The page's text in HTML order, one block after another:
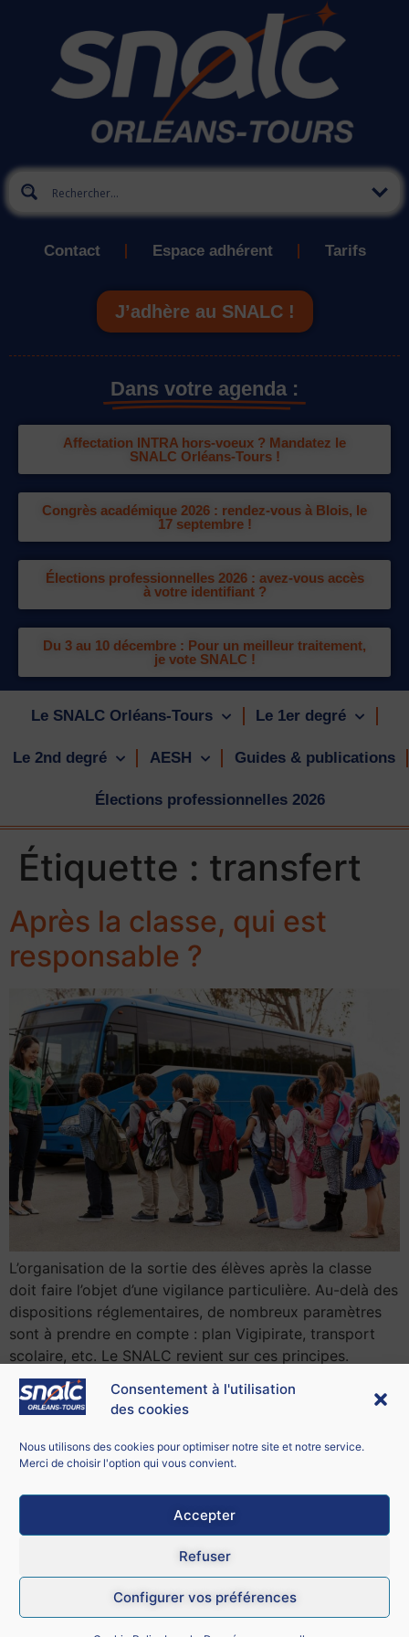
Consentement à l'utilisation
des cookies
Nous utilisons des cookies pour optimiser notre site et notre service.
Merci de choisir l'option qui vous convient.
Accepter
Refuser
Configurer vos préférences
Contact Espace adhérent Tarifs
J’adhère au SNALC !
Dans votre agenda :
Affectation INTRA hors-voeux ? Mandatez le
SNALC Orléans-Tours !
Congrès académique 2026 : rendez-vous à Blois, le
17 septembre !
Élections professionnelles 2026 : avez-vous accès
à votre identifiant ?
Du 3 au 10 décembre : Pour un meilleur traitement,
je vote SNALC !
Le SNALC Orléans-Tours Le 1er degré
Le 2nd degré AESH Guides & publications
Élections professionnelles 2026
Étiquette : transfert
Après la classe, qui est
responsable ?
L’organisation de la sortie des élèves après la classe
doit faire l’objet d’une vigilance particulière. Au-delà des
dispositions réglementaires, de nombreux paramètres
sont à prendre en compte : plan Vigipirate, transport
scolaire, etc. Le SNALC revient sur ces principes.
Contacter le SNALC Orléans-Tours
21 bis rue George Sand
18100 Vierzon
Mentions légales
CGU